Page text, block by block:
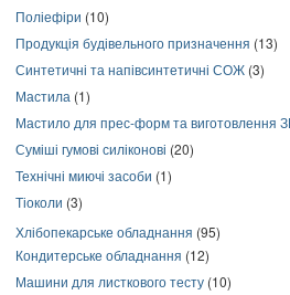
Поліефіри (10)
Продукція будівельного призначення (13)
Синтетичні та напівсинтетичні СОЖ (3)
Мастила (1)
Мастило для прес-форм та виготовлення
Суміші гумові силіконові (20)
Технічні миючі засоби (1)
Тіоколи (3)
Хлібопекарське обладнання (95)
Кондитерське обладнання (12)
Машини для листкового тесту (10)